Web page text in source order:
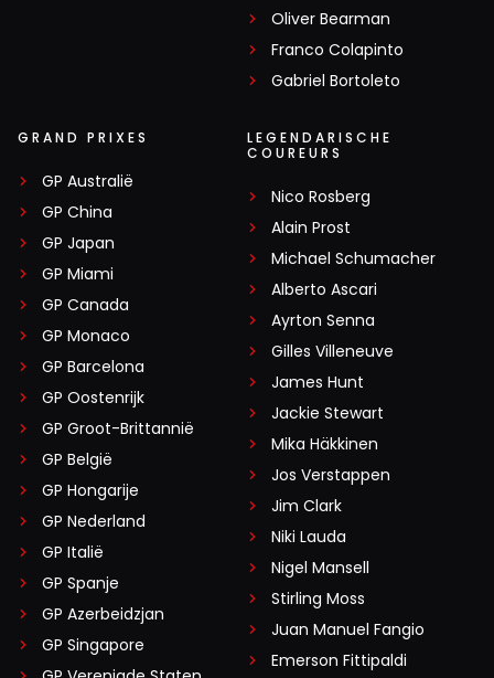
Oliver Bearman
Franco Colapinto
Gabriel Bortoleto
GRAND PRIXES
GP Australië
GP China
GP Japan
GP Miami
GP Canada
GP Monaco
GP Barcelona
GP Oostenrijk
GP Groot-Brittannië
GP België
GP Hongarije
GP Nederland
GP Italië
GP Spanje
GP Azerbeidzjan
GP Singapore
LEGENDARISCHE
COUREURS
Nico Rosberg
Alain Prost
Michael Schumacher
Alberto Ascari
Ayrton Senna
Gilles Villeneuve
James Hunt
Jackie Stewart
Mika Häkkinen
Jos Verstappen
Jim Clark
Niki Lauda
Nigel Mansell
Stirling Moss
Juan Manuel Fangio
Emerson Fittipaldi